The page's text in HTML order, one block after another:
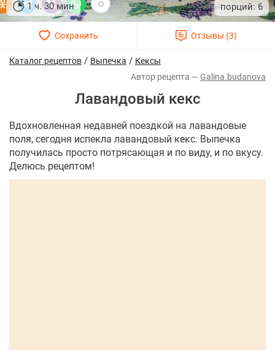
1 ч. 30 мин 6
Каталог рецептов / Выпечка / Кексы
Galina.budanova
Лавандовый кекс
Вдохновленная недавней поездкой на лавандовые
поля, сегодня испекла лавандовый кекс. Выпечка
получилась просто потрясающая и по виду, и по вкусу.
Делюсь рецептом!